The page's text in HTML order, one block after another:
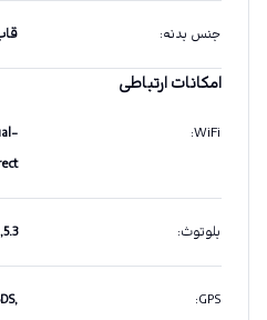
جنس بدنه:
امکانات ارتباطی
WiFi
:
بلوتوث:
5.3, A2DP, LE
GPS
: